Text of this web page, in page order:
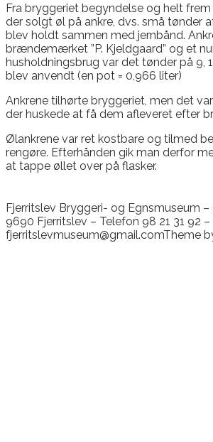
Fra bryggeriet begyndelse og helt frem
der solgt øl på ankre, dvs. små tønder
blev holdt sammen med jernbånd.
brændemærket ”P. Kjeldgaard” og et
husholdningsbrug var det tønder på 9,
blev anvendt (en pot = 0,966 liter)
Ankrene tilhørte bryggeriet, men det
der huskede at få dem afleveret efter
Ølankrene var ret kostbare og tilmed
rengøre. Efterhånden gik man derfor
at tappe øllet over på flasker.
Fjerritslev Bryggeri- og Egnsmuseum
9690 Fjerritslev – Telefon 98 21 31 92 –
fjerritslevmuseum@gmail.comTheme